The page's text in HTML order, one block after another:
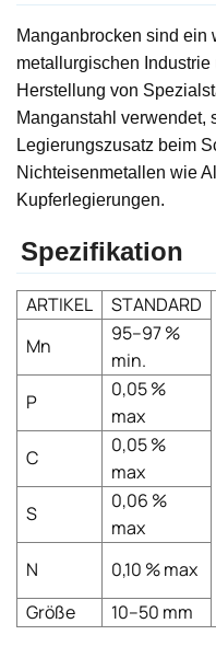
Manganbrocken sind ein
metallurgischen
Herstellung von
Manganstahl verwendet,
Legierungszusatz beim
Nichteisenmetallen wie
Kupferlegierungen.
Spezifikation
ARTIKEL STANDARD
Mn
95–97 %
min.
P
0,05 %
max
C
0,05 %
max
S
0,06 %
max
N 0,10 % max
Größe
10–50 mm